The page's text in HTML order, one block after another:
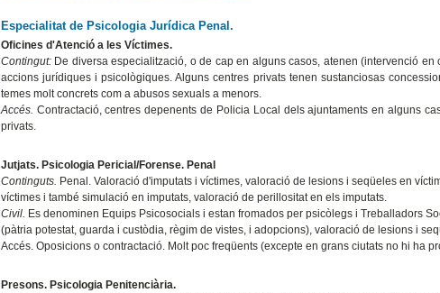
Especialitat de Psicologia Jurídica Penal.
Oficines d'Atenció a les Víctimes.
Contingut:De diversa especialització, o de cap en alguns casos, atenen (intervenció
accions jurídiques i psicològiques. Alguns centres privats tenen sustanciosas
temes molt concrets com a abusos sexuals a menors.
Accés. Contractació, centres depenents de Policia Local dels ajuntaments en alguns
privats.
Jutjats. Psicologia Pericial/Forense. Penal
Continguts. Penal. Valoració d'imputats i víctimes, valoració de lesions i seqüeles en
víctimes i també simulació en imputats, valoració de perillositat en els imputats.
Civil. Es denominen Equips Psicosocials i estan fromados per psicòlegs i Treballadors
(pàtria potestat, guarda i custòdia, règim de vistes, i adopcions), valoració de lesions i
Accés. Oposicions o contractació. Molt poc freqüents (excepte en grans ciutats no hi ha
Presons. Psicologia Penitenciària.